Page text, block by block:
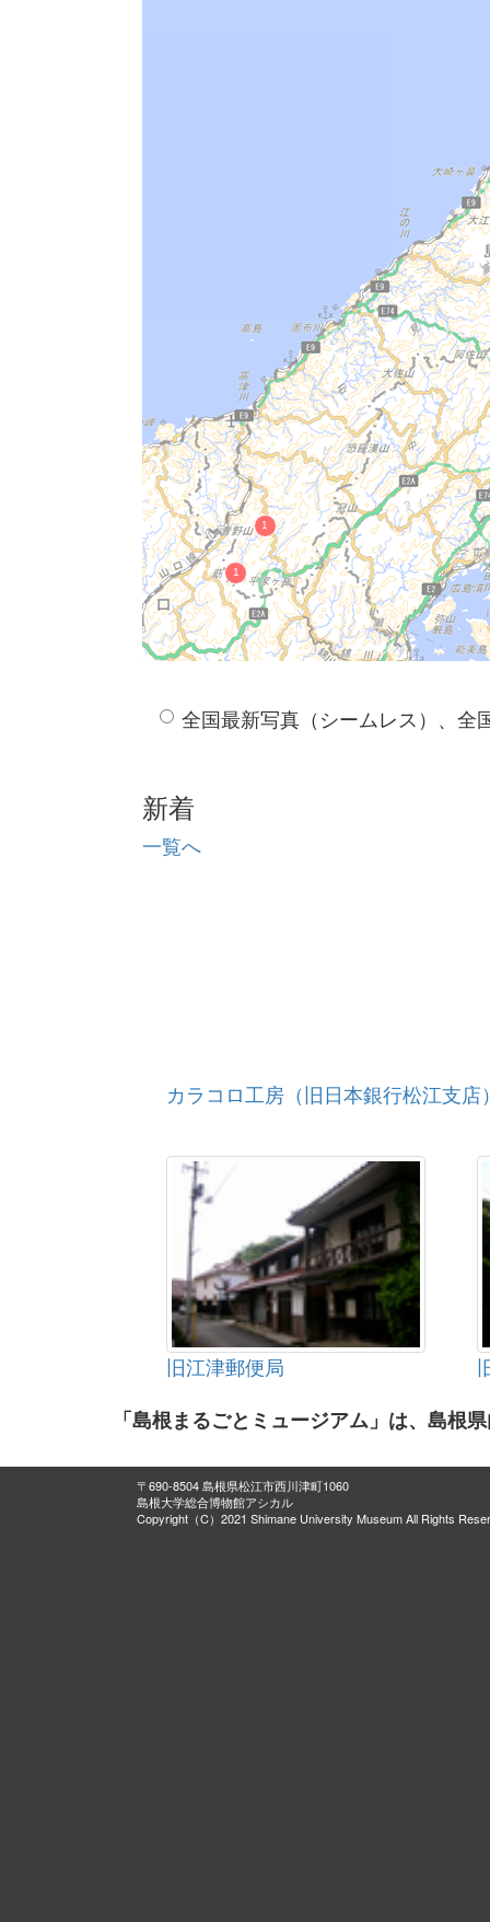
全国最新写真（シームレス）、全
新着
一覧へ
カラコロ工房（旧日本銀行松江支店
旧江津郵便局
「島根まるごとミュージアム」は、島根
〒690-8504 島根県松江市西川津町1060
島根大学総合博物館アシカル
Copyright（C）2021 Shimane University Museum All Rights